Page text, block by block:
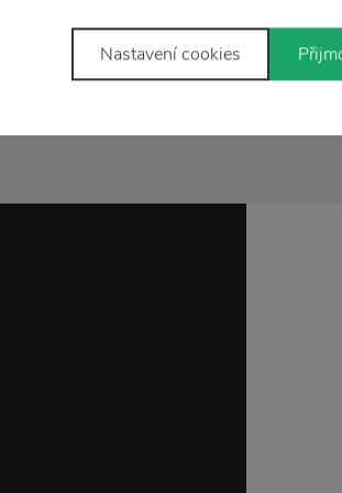
Rozměr Délka 37 cm x
Nastavení cookies